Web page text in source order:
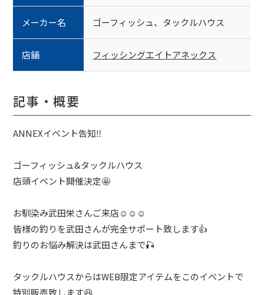
メーカー名 ゴーフィッシュ、タックルハウス
店舗 フィッシングエイトアネックス
記事・概要
ANNEXイベント告知‼️
ゴーフィッシュ&タックルハウス
店頭イベント開催決定🤩
お馴染み武田栄さんご来店☺️☺️☺️
皆様の釣りを武田さんが完全サポート致します👍
釣りのお悩み解決は武田さんまで🎣
タックルハウスからはWEB限定アイテムをこのイベントで